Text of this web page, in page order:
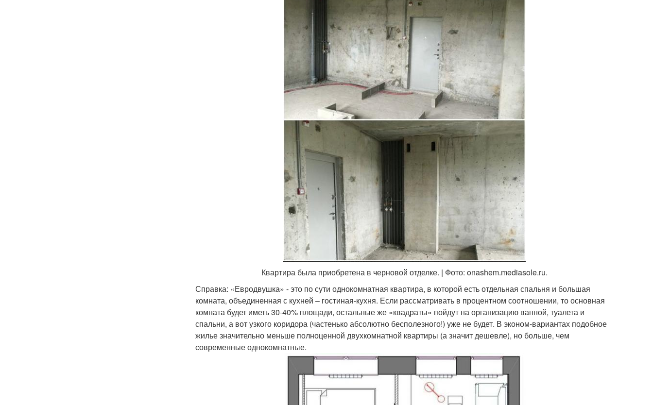
Квартира была приобретена в черновой отделке. | Фото: onashem.mediasole.ru.
Справка: «Евродвушка» - это по сути однокомнатная квартира, в которой есть отдельная спальня и большая
комната, объединенная с кухней – гостиная-кухня. Если рассматривать в процентном соотношении, то основная
комната будет иметь 30-40% площади, остальные же «квадраты» пойдут на организацию ванной, туалета и
спальни, а вот узкого коридора (частенько абсолютно бесполезного!) уже не будет. В эконом-вариантах подобное
жилье значительно меньше полноценной двухкомнатной квартиры (а значит дешевле), но больше, чем
современные однокомнатные.